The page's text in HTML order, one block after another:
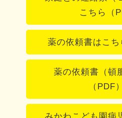
こちら（
薬の依頼書はこち
薬の依頼書（頓
（PDF
みかわこども園病